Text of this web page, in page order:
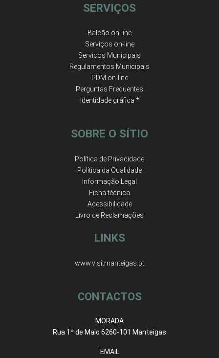
SERVIÇOS
Balcão on-line
Serviços on-line
Serviços Municipais
Regulamentos Municipais
PDM on-line
Perguntas Frequentes
Identidade gráfica *
SOBRE O SÍTIO
Política de Privacidade
Política da Qualidade
Informação Legal
Ficha técnica
Acessibilidade
Livro de Reclamações
LINKS
www.visitmanteigas.pt
CONTACTOS
MORADA
Rua 1º de Maio 6260-101 Manteigas
EMAIL